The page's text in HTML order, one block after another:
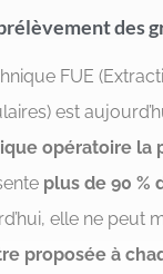
des
FUE
est
opératoire la
plus de 90 %
elle ne peut
proposée à